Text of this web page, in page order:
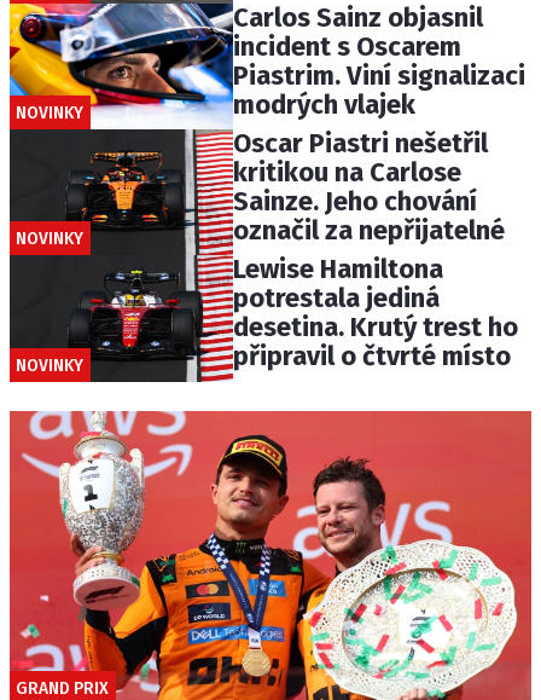
NOVINKY
Carlos Sainz objasnil
incident s Oscarem
Piastrim. Viní signalizaci
modrých vlajek
NOVINKY
Oscar Piastri nešetřil
kritikou na Carlose
Sainze. Jeho chování
označil za nepřijatelné
NOVINKY
Lewise Hamiltona
potrestala jediná
desetina. Krutý trest ho
připravil o čtvrté místo
GRAND PRIX